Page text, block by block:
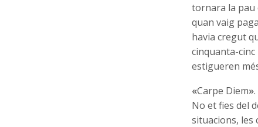
tornara la pau
quan vaig
havia cregut
cinquanta-
estigueren
«Carpe Diem»
No et fies del
situacions, les